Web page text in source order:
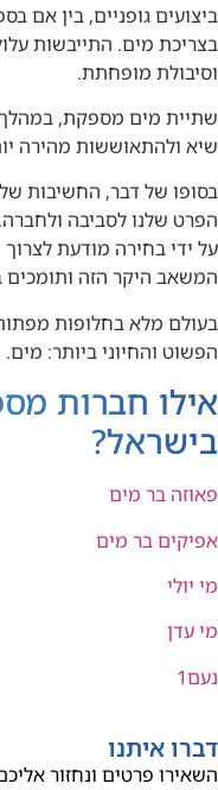
ביצועים גופניים, בין אם
בצריכת מים. התייבשות
וסיבולת מופחתת.
שתיית מים מספקת, במהלך
שיא ולהתאוששות מהירה
בסופו של דבר, החשיבות
הפרט שלנו לסביבה ולחברה.
על ידי בחירה מודעת
המשאב היקר הזה ותומכים
בעולם מלא בחלופות
הפשוט והחיוני ביותר: מים.
אילו חברות
בישראל?
פאוזה בר מים
אפיקים בר מים
מי יולי
מי עדן
נעם1
דברו איתנו
השאירו פרטים ונחזור